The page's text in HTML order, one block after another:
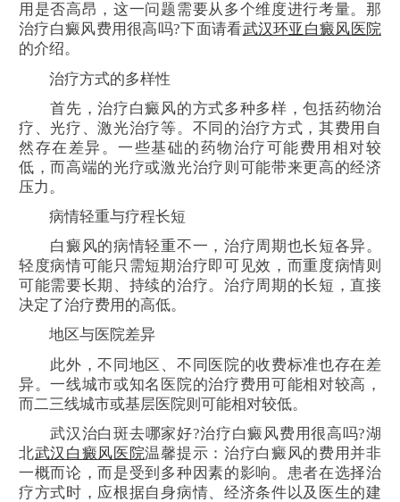
用是否高昂，这一问题需要从多个维度进行考量。那
治疗白癜风费用很高吗?下面请看武汉环亚白癜风医院
的介绍。
治疗方式的多样性
首先，治疗白癜风的方式多种多样，包括药物治
疗、光疗、激光治疗等。不同的治疗方式，其费用自
然存在差异。一些基础的药物治疗可能费用相对较
低，而高端的光疗或激光治疗则可能带来更高的经济
压力。
病情轻重与疗程长短
白癜风的病情轻重不一，治疗周期也长短各异。
轻度病情可能只需短期治疗即可见效，而重度病情则
可能需要长期、持续的治疗。治疗周期的长短，直接
决定了治疗费用的高低。
地区与医院差异
此外，不同地区、不同医院的收费标准也存在差
异。一线城市或知名医院的治疗费用可能相对较高，
而二三线城市或基层医院则可能相对较低。
武汉治白斑去哪家好?治疗白癜风费用很高吗?湖
北武汉白癜风医院温馨提示：治疗白癜风的费用并非
一概而论，而是受到多种因素的影响。患者在选择治
疗方式时，应根据自身病情、经济条件以及医生的建